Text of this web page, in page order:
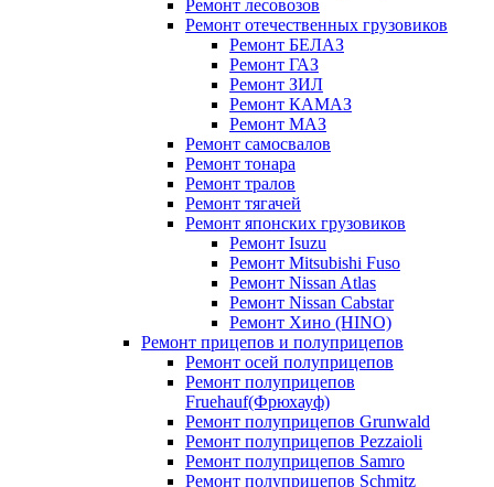
Ремонт лесовозов
Ремонт отечественных грузовиков
Ремонт БЕЛАЗ
Ремонт ГАЗ
Ремонт ЗИЛ
Ремонт КАМАЗ
Ремонт МАЗ
Ремонт самосвалов
Ремонт тонара
Ремонт тралов
Ремонт тягачей
Ремонт японских грузовиков
Ремонт Isuzu
Ремонт Mitsubishi Fuso
Ремонт Nissan Atlas
Ремонт Nissan Cabstar
Ремонт Хино (HINO)
Ремонт прицепов и полуприцепов
Ремонт осей полуприцепов
Ремонт полуприцепов
Fruehauf(Фрюхауф)
Ремонт полуприцепов Grunwald
Ремонт полуприцепов Pezzaioli
Ремонт полуприцепов Samro
Ремонт полуприцепов Schmitz